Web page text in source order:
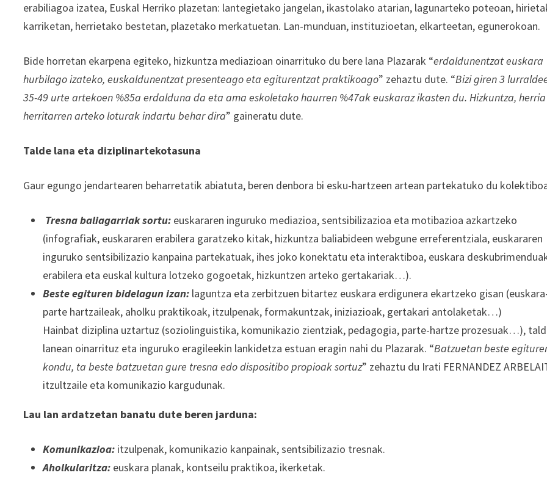
erabiliagoa izatea, Euskal Herriko plazetan: lantegietako jangelan, ikastolako atarian, lagunarteko poteoan,
karriketan, herrietako bestetan, plazetako merkatuetan. Lan-munduan, instituzioetan, elkarteetan, egunerokoan.
Bide horretan ekarpena egiteko, hizkuntza mediazioan oinarrituko du bere lana Plazarak “erdaldunentzat euskara
hurbilago izateko, euskaldunentzat presenteago eta egiturentzat praktikoago” zehaztu dute. “Bizi giren 3
35-49 urte artekoen %85a erdalduna da eta ama eskoletako haurren %47ak euskaraz ikasten du. Hizkuntza,
herritarren arteko loturak indartu behar dira” gaineratu dute.
Talde lana eta diziplinartekotasuna
Gaur egungo jendartearen beharretatik abiatuta, beren denbora bi esku-hartzeen artean partekatuko du
Tresna baliagarriak sortu: euskararen inguruko mediazioa, sentsibilizazioa eta motibazioa azkartzeko
(infografiak, euskararen erabilera garatzeko kitak, hizkuntza baliabideen webgune erreferentziala, euskararen
inguruko sentsibilizazio kanpaina partekatuak, ihes joko konektatu eta interaktiboa, euskara
erabilera eta euskal kultura lotzeko gogoetak, hizkuntzen arteko gertakariak…).
Beste egituren bidelagun izan: laguntza eta zerbitzuen bitartez euskara erdigunera ekartzeko gisan
parte hartzaileak, aholku praktikoak, itzulpenak, formakuntzak, iniziazioak, gertakari antolaketak…)
Hainbat diziplina uztartuz (soziolinguistika, komunikazio zientziak, pedagogia, parte-hartze prozesuak…),
lanean oinarrituz eta inguruko eragileekin lankidetza estuan eragin nahi du Plazarak. “Batzuetan beste
kondu, ta beste batzuetan gure tresna edo dispositibo propioak sortuz” zehaztu du Irati FERNANDEZ
itzultzaile eta komunikazio kargudunak.
Lau lan ardatzetan banatu dute beren jarduna:
Komunikazioa: itzulpenak, komunikazio kanpainak, sentsibilizazio tresnak.
Aholkularitza: euskara planak, kontseilu praktikoa, ikerketak.